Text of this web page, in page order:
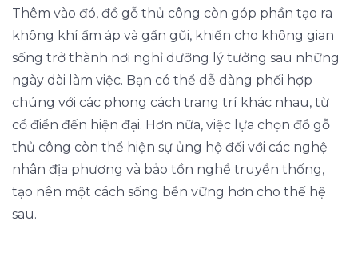
Thêm vào đó, đồ gỗ thủ công còn góp phần tạo ra
không khí ấm áp và gần gũi, khiến cho không gian
sống trở thành nơi nghỉ dưỡng lý tưởng sau những
ngày dài làm việc. Bạn có thể dễ dàng phối hợp
chúng với các phong cách trang trí khác nhau, từ
cổ điển đến hiện đại. Hơn nữa, việc lựa chọn đồ gỗ
thủ công còn thể hiện sự ủng hộ đối với các nghệ
nhân địa phương và bảo tồn nghề truyền thống,
tạo nên một cách sống bền vững hơn cho thế hệ
sau.